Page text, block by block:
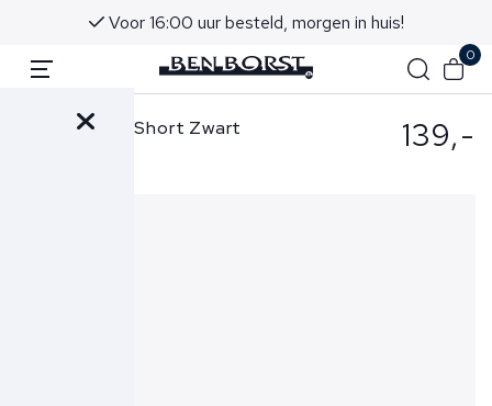
Voor 16:00 uur besteld, morgen in huis!
0
Ralph Lauren Short Zwart 139,-